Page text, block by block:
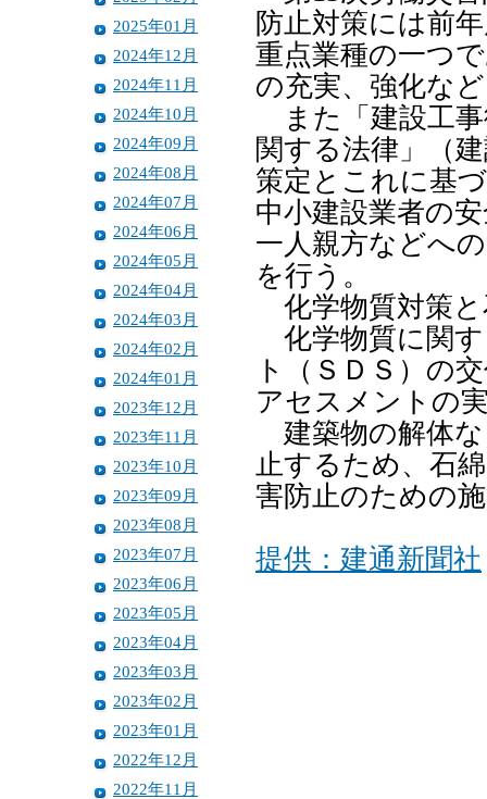
2025年01月
2024年12月
2024年11月
2024年10月
2024年09月
2024年08月
2024年07月
2024年06月
2024年05月
2024年04月
2024年03月
2024年02月
2024年01月
2023年12月
2023年11月
2023年10月
2023年09月
2023年08月
2023年07月
2023年06月
2023年05月
2023年04月
2023年03月
2023年02月
2023年01月
2022年12月
2022年11月
防止対策には前
重点業種の一つ
の充実、強化な
また「建設工事
関する法律」（
策定とこれに基
中小建設業者の
一人親方などへ
を行う。
化学物質対策と
化学物質に関す
ト（ＳＤＳ）の
アセスメントの
建築物の解体な
止するため、石
害防止のための
提供：建通新聞社